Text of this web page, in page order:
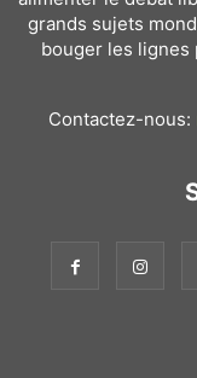
grands sujets
bouger les lignes
Contactez-nous: